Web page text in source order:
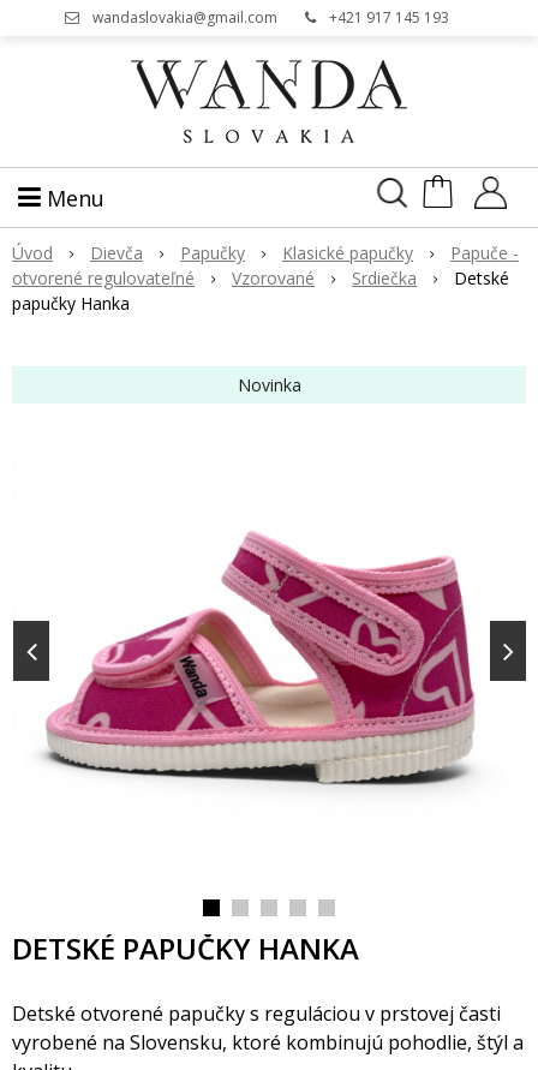
wandaslovakia@gmail.com +421 917 145 193
Menu
Úvod Dievča Papučky Klasické papučky
Papuče -
otvorené regulovateľné
Vzorované Srdiečka
Detské
papučky Hanka
Novinka
DETSKÉ PAPUČKY HANKA
Detské otvorené papučky s reguláciou v prstovej časti
vyrobené na Slovensku, ktoré kombinujú pohodlie, štýl a